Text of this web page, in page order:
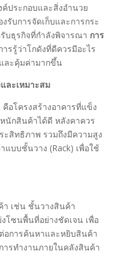
ประกอบและสิ่งอำนวย
รับการจัดเก็บและการกระ
บธุรกิจที่กำลังพิจารณา การ
ารรู้ว่าโกดังที่ดีควรมีอะไร
ละคุ้มค่ามากขึ้น
ละเหมาะสม
คือโครงสร้างอาคารที่แข็ง
นักสินค้าได้ดี หลังคาควร
สิทธิภาพ รวมถึงมีความสูง
แบบชั้นวาง (Rack) เพื่อใช้
า เช่น ชั้นวางสินค้า
โซนพื้นที่อย่างชัดเจน เพื่อ
อการค้นหาและหยิบสินค้า
รทำงานภายในคลังสินค้า